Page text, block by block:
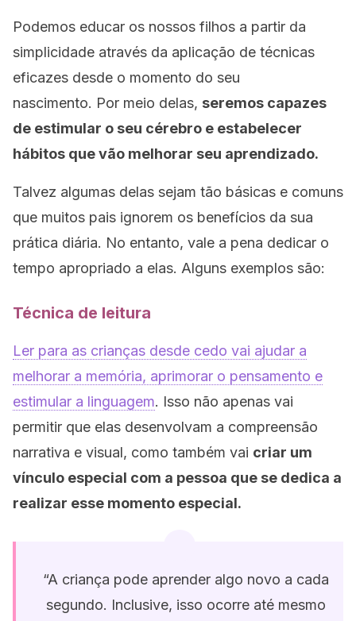
Podemos educar os nossos filhos a partir da
simplicidade através da aplicação de técnicas
eficazes desde o momento do seu
nascimento. Por meio delas, seremos capazes
de estimular o seu cérebro e estabelecer
hábitos que vão melhorar seu aprendizado.
Talvez algumas delas sejam tão básicas e comuns
que muitos pais ignorem os benefícios da sua
prática diária. No entanto, vale a pena dedicar o
tempo apropriado a elas. Alguns exemplos são:
Técnica de leitura
Ler para as crianças desde cedo vai ajudar a
melhorar a memória, aprimorar o pensamento e
estimular a linguagem. Isso não apenas vai
permitir que elas desenvolvam a compreensão
narrativa e visual, como também vai criar um
vínculo especial com a pessoa que se dedica a
realizar esse momento especial.
“A criança pode aprender algo novo a cada
segundo. Inclusive, isso ocorre até mesmo